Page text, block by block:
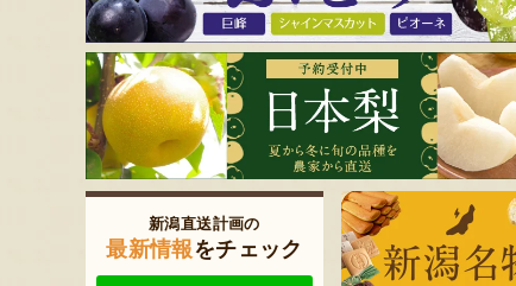
新潟直送計画の
最新情報をチェック